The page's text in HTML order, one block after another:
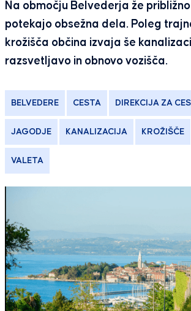
Na območju Belvederja že
potekajo obsežna dela. Poleg
krožišča občina izvaja še
razsvetljavo in obnovo vozišča.
BELVEDERE CESTA DIREKCIJA ZA
JAGODJE KANALIZACIJA KROŽIŠČE
VALETA